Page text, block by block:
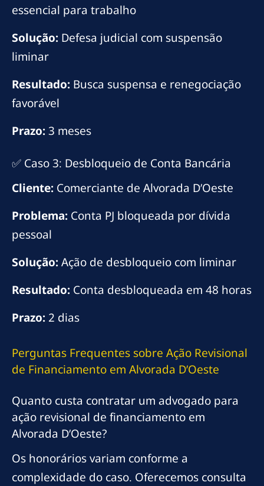
essencial para trabalho
Solução: Defesa judicial com suspensão
liminar
Resultado: Busca suspensa e renegociação
favorável
Prazo:3 meses
✅ Caso 3: Desbloqueio de Conta Bancária
Cliente: Comerciante de Alvorada D’Oeste
Problema: Conta PJ bloqueada por dívida
pessoal
Solução:Ação de desbloqueio com liminar
Resultado: Conta desbloqueada em 48 horas
Prazo: 2 dias
Perguntas Frequentes sobre Ação Revisional
de Financiamento em Alvorada D’Oeste
Quanto custa contratar um advogado para
ação revisional de financiamento em
Alvorada D’Oeste?
Os honorários variam conforme a
complexidade do caso. Oferecemos consulta